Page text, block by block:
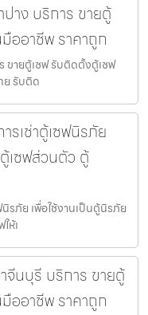
าง บริการ ขายตู้
ออาชีพ ราคาถูก
ขายตู้เซฟ รับติดตั้งตู้เซฟ
ย รับติด
รเช่าตู้เซฟนิรภัย
เซฟส่วนตัว ตู้
รภัย เพื่อใช้งานเป็นตู้นิรภัย
ห้เ
จีนบุรี บริการ ขายตู้
ออาชีพ ราคาถูก